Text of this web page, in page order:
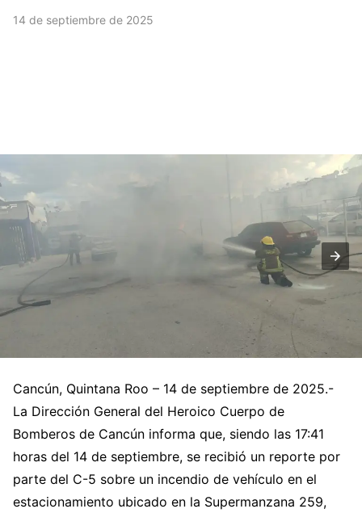
14 de septiembre de 2025
Cancún, Quintana Roo – 14 de septiembre de 2025.-
La Dirección General del Heroico Cuerpo de
Bomberos de Cancún informa que, siendo las 17:41
horas del 14 de septiembre, se recibió un reporte por
parte del C-5 sobre un incendio de vehículo en el
estacionamiento ubicado en la Supermanzana 259,